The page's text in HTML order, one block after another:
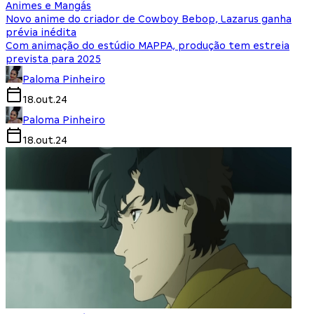
Animes e Mangás
Novo anime do criador de Cowboy Bebop, Lazarus ganha
prévia inédita
Com animação do estúdio MAPPA, produção tem estreia
prevista para 2025
Paloma Pinheiro
18.out.24
Paloma Pinheiro
18.out.24